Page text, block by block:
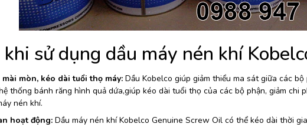
sử dụng dầu máy nén khí
mài mòn, kéo dài tuổi thọ máy: Dầu Kobelco giúp giảm thiểu ma sát giữa các
thống bánh răng hình quả dứa,giúp kéo dài tuổi thọ của các bộ phận, giảm chi
nén khí.
hoạt động: Dầu máy nén khí Kobelco Genuine Screw Oil có thể kéo dài thời